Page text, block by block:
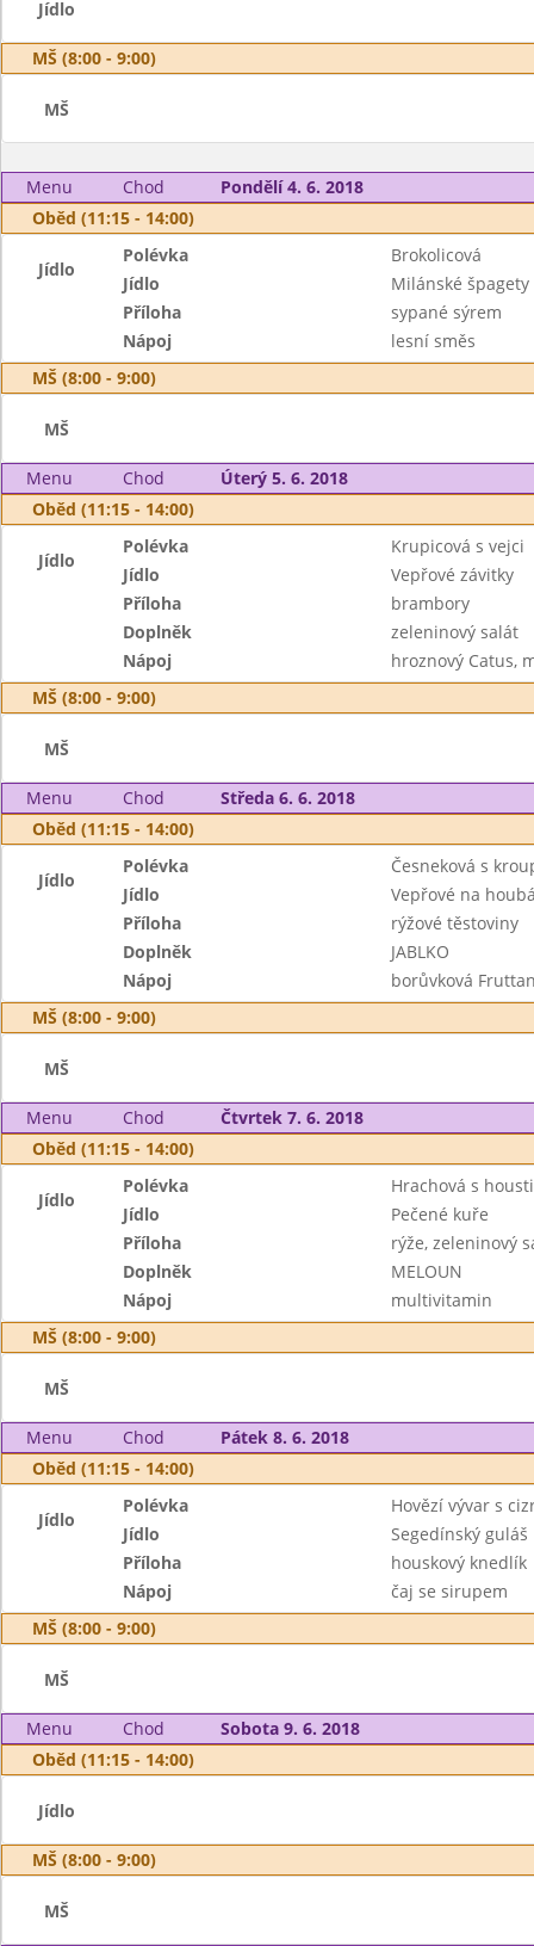
Jídlo
MŠ (8:00 - 9:00)
MŠ
Menu Chod
Pondělí 4. 6. 2018
Oběd (11:15 - 14:00)
Jídlo
Polévka
Brokolicová
Jídlo
Milánské
Příloha
sypané sýrem
Nápoj
lesní směs
MŠ (8:00 - 9:00)
MŠ
Menu Chod
Úterý 5. 6. 2018
Oběd (11:15 - 14:00)
Jídlo
Polévka
Krupicová s vejci
Jídlo
Vepřové závitky
Příloha
brambory
Doplněk
zeleninový salát
Nápoj
hroznový Catus,
MŠ (8:00 - 9:00)
MŠ
Menu Chod
Středa 6. 6. 2018
Oběd (11:15 - 14:00)
Jídlo
Polévka
Česneková s
Jídlo
Vepřové na
Příloha
rýžové těstoviny
Doplněk
JABLKO
Nápoj
borůvková
MŠ (8:00 - 9:00)
MŠ
Menu Chod
Čtvrtek 7. 6. 2018
Oběd (11:15 - 14:00)
Jídlo
Polévka
Hrachová s
Jídlo
Pečené kuře
Příloha
rýže, zeleninový
Doplněk
MELOUN
Nápoj
multivitamin
MŠ (8:00 - 9:00)
MŠ
Menu Chod
Pátek 8. 6. 2018
Oběd (11:15 - 14:00)
Jídlo
Polévka
Hovězí vývar s
Jídlo
Segedínský guláš
Příloha
houskový knedlík
Nápoj
čaj se sirupem
MŠ (8:00 - 9:00)
MŠ
Menu Chod
Sobota 9. 6. 2018
Oběd (11:15 - 14:00)
Jídlo
MŠ (8:00 - 9:00)
MŠ